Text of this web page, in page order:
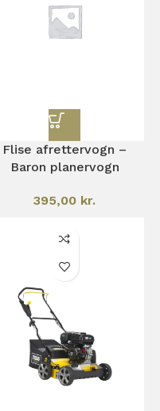
Flise afrettervogn –
Baron planervogn
395,00 kr.